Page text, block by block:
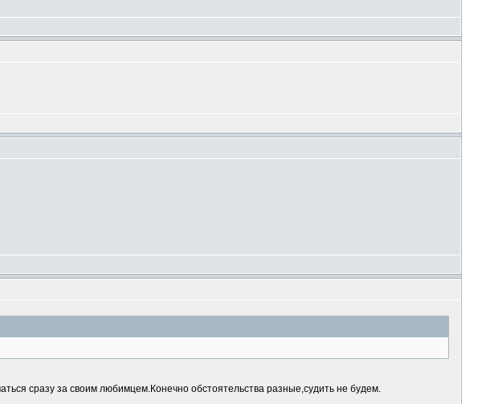
сразу за своим любимцем.Конечно обстоятельства разные,судить не будем.